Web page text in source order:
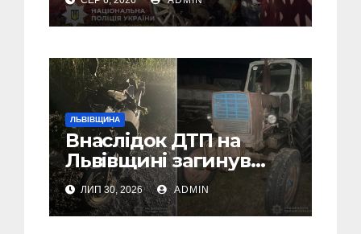
Самбірщині
ЛЬВІВЩИНА
Внаслідок ДТП на
Львівщині загинув
малолітній водій
скутера, а
неповнолітній
ЛИП 30, 2026 ADMIN